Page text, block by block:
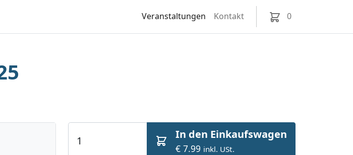
Veranstaltungen Kontakt 0
In den Einkaufswagen
€ 7.99 inkl. USt.